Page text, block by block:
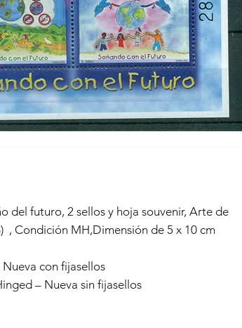
del futuro, 2 sellos y hoja souvenir, Arte de
, Condición MH,Dimensión de 5 x 10 cm
con fijasellos
– Nueva sin fijasellos